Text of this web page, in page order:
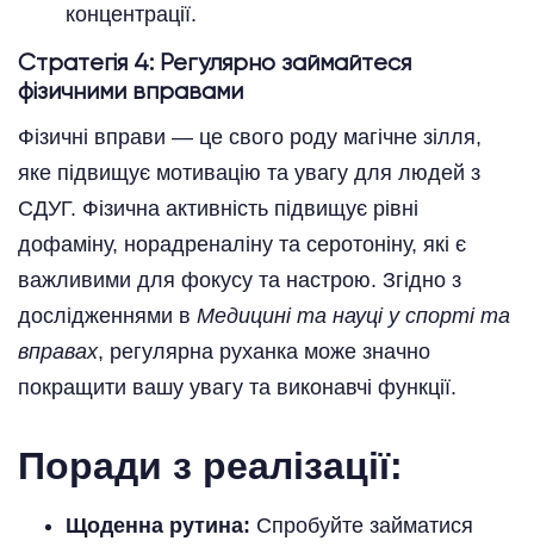
концентрації.
Стратегія 4: Регулярно займайтеся
фізичними вправами
Фізичні вправи — це свого роду магічне зілля,
яке підвищує мотивацію та увагу для людей з
СДУГ. Фізична активність підвищує рівні
дофаміну, норадреналіну та серотоніну, які є
важливими для фокусу та настрою. Згідно з
дослідженнями в Медицині та науці у спорті та
вправах, регулярна руханка може значно
покращити вашу увагу та виконавчі функції.
Поради з реалізації:
Щоденна рутина: Спробуйте займатися